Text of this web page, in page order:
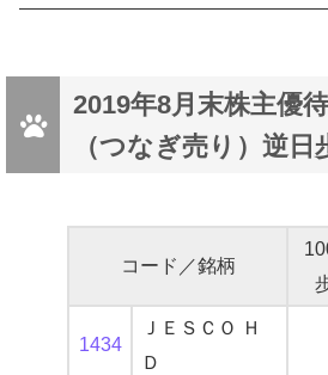
2019年8月末株主優
（つなぎ売り）逆日
コード／銘柄
1434
ＪＥＳＣＯ Ｈ
Ｄ